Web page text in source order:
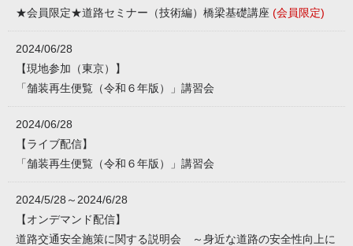
★会員限定★道路セミナー（技術編）橋梁基礎講座 (会員限定)
2024/06/28
【現地参加（東京）】
「舗装再生便覧（令和６年版）」講習会
2024/06/28
【ライブ配信】
「舗装再生便覧（令和６年版）」講習会
2024/5/28～2024/6/28
【オンデマンド配信】
道路交通安全施策に関する説明会 ～身近な道路の安全性向上に